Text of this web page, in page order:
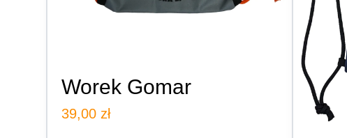
Worek Gomar
39,00 zł